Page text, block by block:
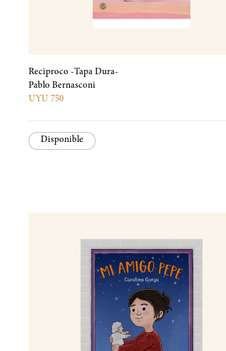
Reciproco -Tapa Dura-
Pablo Bernasconi
UYU 750
Disponible